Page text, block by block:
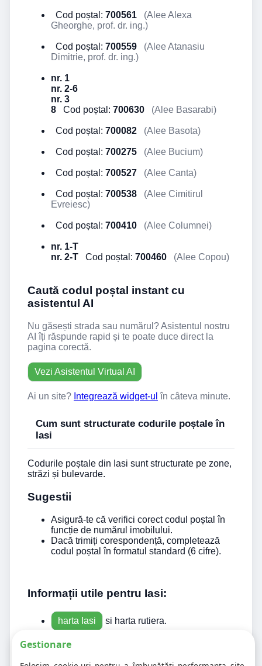
Cod poștal: 700561
(Alee Alexa
Gheorghe, prof. dr. ing.)
Cod poștal: 700559
(Alee Atanasiu
Dimitrie, prof. dr. ing.)
nr. 1
nr. 2-6
nr. 3
8 Cod poștal: 700630 (Alee Basarabi)
Cod poștal: 700082 (Alee Basota)
Cod poștal: 700275 (Alee Bucium)
Cod poștal: 700527 (Alee Canta)
Cod poștal: 700538
(Alee Cimitirul
Evreiesc)
Cod poștal: 700410 (Alee Columnei)
nr. 1-T
nr. 2-T Cod poștal: 700460 (Alee Copou)
Caută codul poștal instant cu
asistentul AI
Nu găsești strada sau numărul? Asistentul nostru
AI îți răspunde rapid și te poate duce direct la
pagina corectă.
Vezi Asistentul Virtual AI
Ai un site? Integrează widget-ul în câteva minute.
Cum sunt structurate codurile poștale în
Iasi
Codurile poștale din Iasi sunt structurate pe zone,
străzi și bulevarde.
Sugestii
Asigură-te că verifici corect codul poștal în
funcție de numărul imobilului.
Dacă trimiți corespondență, completează
codul poștal în formatul standard (6 cifre).
Informații utile pentru Iasi:
harta Iasi si harta rutiera.
Parcări Iasi
Gestionare